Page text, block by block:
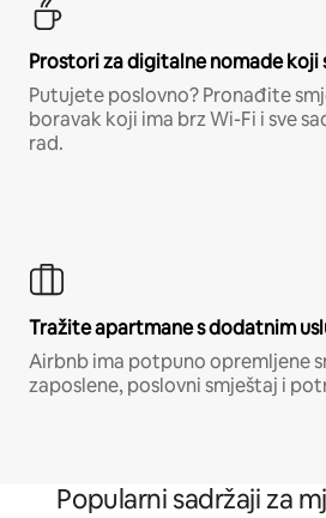
Prostori za digitalne nomade koji
Putujete poslovno? Pronađite
boravak koji ima brz Wi-Fi i sve
rad.
Tražite apartmane s dodatnim
Airbnb ima potpuno opremljene
zaposlene, poslovni smještaj i
Popularni sadržaji za